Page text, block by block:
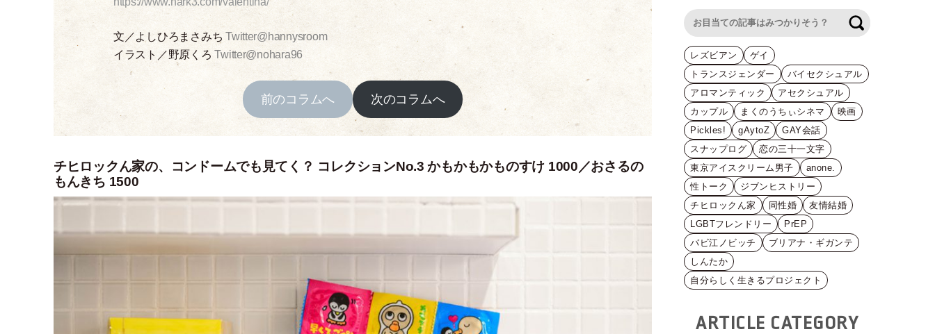
文／よしひろまさみちTwitter@hannysroom
イラスト／野原くろTwitter@nohara96
前のコラムへ 次のコラムへ
チヒロックん家の、コンドームでも見てく？ コレクションNo.3 かもかもかものすけ 1000／おさるの
もんきち 1500
レズビアン
ゲイ
トランスジェンダー
バイセクシュアル
アロマンティック
アセクシュアル
カップル
まくのうちぃシネマ
映画
Pickles!
gAytoZ
GAY会話
スナップログ
恋の三十一文字
東京アイスクリーム男子
anone.
性トーク
ジブンヒストリー
チヒロックん家
同性婚
友情結婚
LGBTフレンドリー
PrEP
バビ江ノビッチ
ブリアナ・ギガンテ
しんたか
自分らしく生きるプロジェクト
ARTICLE CATEGORY